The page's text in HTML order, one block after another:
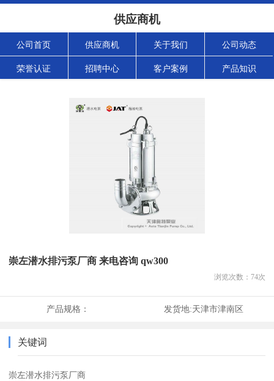
供应商机
公司首页 供应商机 关于我们 公司动态
荣誉认证 招聘中心 客户案例 产品知识
崇左潜水排污泵厂商 来电咨询 qw300
浏览次数： 74次
产品规格： 发货地:天津市津南区
关键词
崇左潜水排污泵厂商